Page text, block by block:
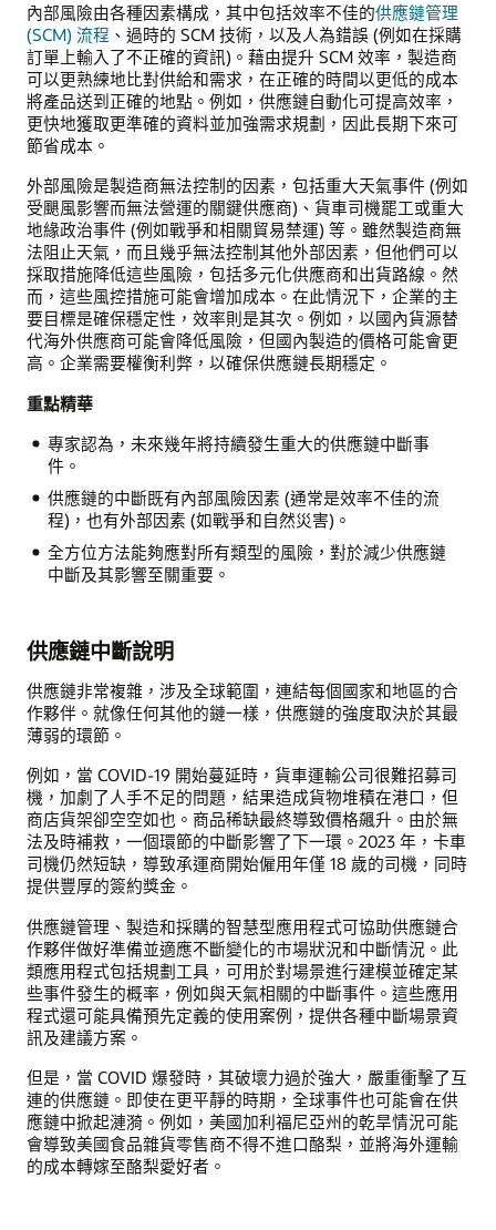
個
人，
包
括
原
料
製
造
商、
供
應
商、
托
運
商、
承
運
商、
發
商、
售
和
內部風險由各種因素構成，其中包括效率不佳的供應鏈管理
(SCM) 流程 、過時的 SCM 技術，以及人為錯誤 (例如在採購
訂單上輸入了不正確的資訊)。藉由提升 SCM 效率，製造商
可以更熟練地比對供給和需求，在正確的時間以更低的成本
將產品送到正確的地點。例如，供應鏈自動化可提高效率，
更快地獲取更準確的資料並加強需求規劃，因此長期下來可
節省成本。
外部風險是製造商無法控制的因素，包括重大天氣事件 (例如
受颶風影響而無法營運的關鍵供應商)、貨車司機罷工或重大
地緣政治事件 (例如戰爭和相關貿易禁運) 等。雖然製造商無
法阻止天氣，而且幾乎無法控制其他外部因素，但他們可以
採取措施降低這些風險，包括多元化供應商和出貨路線。然
而，這些風控措施可能會增加成本。在此情況下，企業的主
要目標是確保穩定性，效率則是其次。例如，以國內貨源替
代海外供應商可能會降低風險，但國內製造的價格可能會更
高。企業需要權衡利弊，以確保供應鏈長期穩定。
重點精華
專家認為，未來幾年將持續發生重大的供應鏈中斷事
件。
供應鏈的中斷既有內部風險因素 (通常是效率不佳的流
程)，也有外部因素 (如戰爭和自然災害)。
全方位方法能夠應對所有類型的風險，對於減少供應鏈
中斷及其影響至關重要。
供應鏈中斷說明
供應鏈非常複雜，涉及全球範圍，連結每個國家和地區的合
作夥伴。就像任何其他的鏈一樣，供應鏈的強度取決於其最
薄弱的環節。
例如，當 COVID-19 開始蔓延時，貨車運輸公司很難招募司
機，加劇了人手不足的問題，結果造成貨物堆積在港口，但
商店貨架卻空空如也。商品稀缺最終導致價格飆升。由於無
法及時補救，一個環節的中斷影響了下一環。2023 年，卡車
司機仍然短缺，導致承運商開始僱用年僅 18 歲的司機，同時
提供豐厚的簽約獎金。
供應鏈管理、製造和採購的智慧型應用程式可協助供應鏈合
作夥伴做好準備並適應不斷變化的市場狀況和中斷情況。此
類應用程式包括規劃工具，可用於對場景進行建模並確定某
些事件發生的概率，例如與天氣相關的中斷事件。這些應用
程式還可能具備預先定義的使用案例，提供各種中斷場景資
訊及建議方案。
但是，當 COVID 爆發時，其破壞力過於強大，嚴重衝擊了互
連的供應鏈。即使在更平靜的時期，全球事件也可能會在供
應鏈中掀起漣漪。例如，美國加利福尼亞州的乾旱情況可能
會導致美國食品雜貨零售商不得不進口酪梨，並將海外運輸
的成本轉嫁至酪梨愛好者。